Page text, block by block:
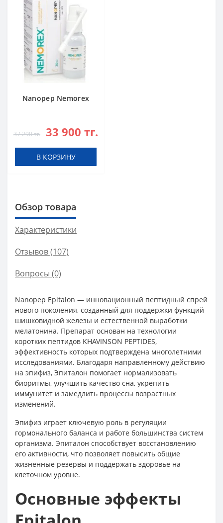
Nanopep Nemorex
37 290 тг. 33 900 тг.
В КОРЗИНУ
Обзор товара
Характеристики
Отзывов (107)
Вопросы (0)
Nanopep Epitalon — инновационный пептидный спрей
нового поколения, созданный для поддержки функций
шишковидной железы и естественной выработки
мелатонина. Препарат основан на технологии
коротких пептидов KHAVINSON PEPTIDES,
эффективность которых подтверждена многолетними
исследованиями. Благодаря направленному действию
на эпифиз, Эпиталон помогает нормализовать
биоритмы, улучшить качество сна, укрепить
иммунитет и замедлить процессы возрастных
изменений.
Эпифиз играет ключевую роль в регуляции
гормонального баланса и работе большинства систем
организма. Эпиталон способствует восстановлению
его активности, что позволяет повысить общие
жизненные резервы и поддержать здоровье на
клеточном уровне.
Основные эффекты